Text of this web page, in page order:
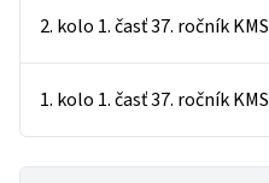
2. kolo 1. časť 37. ročník KMS
1. kolo 1. časť 37. ročník KMS